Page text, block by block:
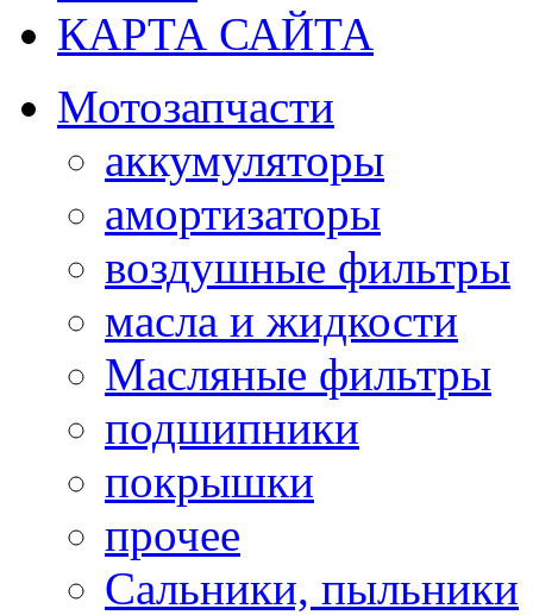
КАРТА САЙТА
Мотозапчасти
аккумуляторы
амортизаторы
воздушные фильтры
масла и жидкости
Масляные фильтры
подшипники
покрышки
прочее
Сальники, пыльники